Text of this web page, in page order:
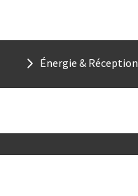
Énergie & Réception